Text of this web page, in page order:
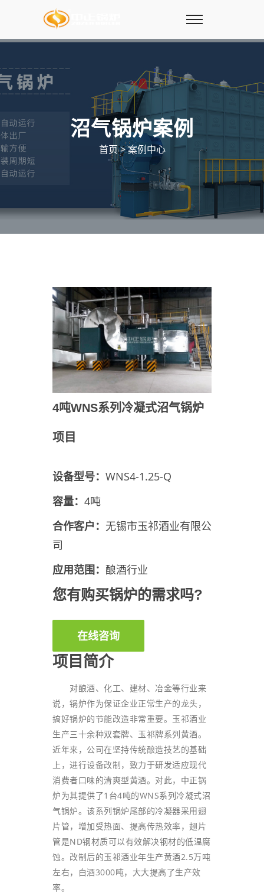
沼气锅炉案例
首页>案例中心
4吨WNS系列冷凝式沼气锅炉
项目
设备型号： WNS4-1.25-Q
容量： 4吨
合作客户： 无锡市玉祁酒业有限公
司
应用范围： 酿酒行业
您有购买锅炉的需求吗?
在线咨询
项目简介
对酿酒、化工、建材、冶金等行业来
说，锅炉作为保证企业正常生产的龙头，
搞好锅炉的节能改造非常重要。玉祁酒业
生产三十余种双套牌、玉祁牌系列黄酒。
近年来，公司在坚持传统酿造技艺的基础
上，进行设备改制，致力于研发适应现代
消费者口味的清爽型黄酒。对此，中正锅
炉为其提供了1台4吨的WNS系列冷凝式沼
气锅炉。该系列锅炉尾部的冷凝器采用翅
片管，增加受热面、提高传热效率，翅片
管是ND钢材质可以有效解决钢材的低温腐
蚀。改制后的玉祁酒业年生产黄酒2.5万吨
左右，白酒3000吨，大大提高了生产效
率。